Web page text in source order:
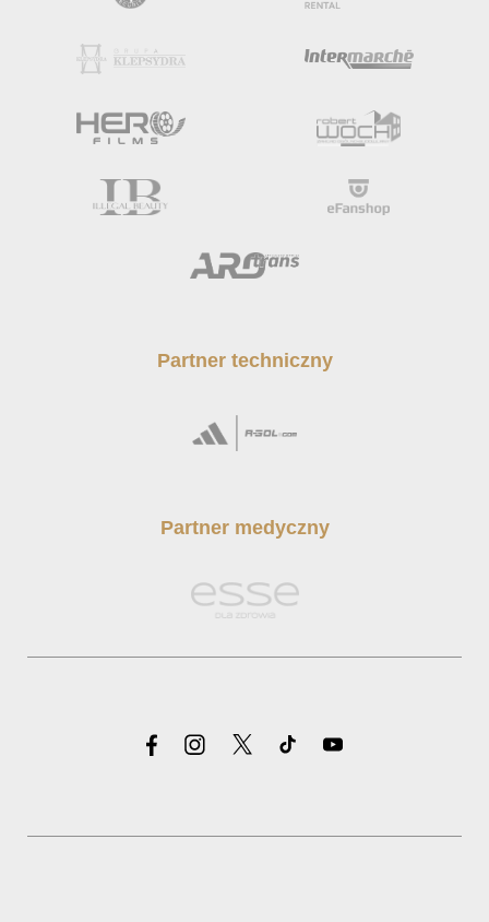
Partner techniczny
Partner medyczny